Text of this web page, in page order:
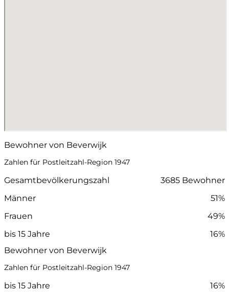
Bewohner von Beverwijk
Zahlen für Postleitzahl-Region 1947
Gesamtbevölkerungszahl
3685 Bewohner
Männer
51%
Frauen
49%
bis 15 Jahre
16%
Bewohner von Beverwijk
Zahlen für Postleitzahl-Region 1947
bis 15 Jahre
16%